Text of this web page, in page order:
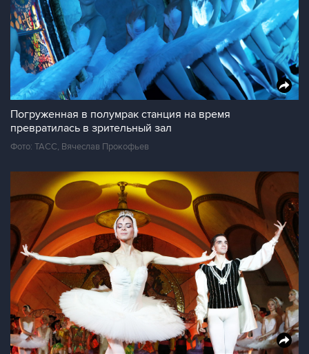
Погруженная в полумрак станция на время
превратилась в зрительный зал
Фото: ТАСС, Вячеслав Прокофьев